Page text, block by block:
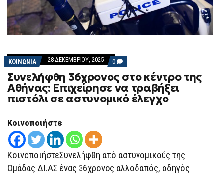
ΚΟΙΝΩΝΙΑ 28 ΔΕΚΕΜΒΡΊΟΥ, 2025 0 COMMENTS
ON
ΣΥΝΕΛΉΦΘΗ
36ΧΡΟΝΟΣ
ΣΤΟ
ΚΈΝΤΡΟ
ΤΗΣ
ΑΣΤΥΝΟΜΙΚΌ
ΈΛΕΓΧΟ
Συνελήφθη 36χρονος στο κέντρο της
Αθήνας: Επιχείρησε να τραβήξει
πιστόλι σε αστυνομικό έλεγχο
Κοινοποιήστε
ΚοινοποιήστεΣυνελήφθη από αστυνομικούς της
Ομάδας ΔΙ.ΑΣ ένας 36χρονος αλλοδαπός, οδηγός